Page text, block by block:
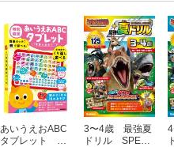
あいうえおABC
タブレット 特
3〜4歳 最強夏
ドリル SPECI